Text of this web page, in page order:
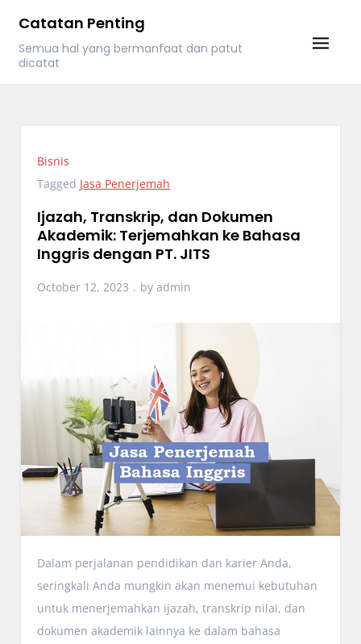
content
Catatan Penting
Semua hal yang bermanfaat dan patut
dicatat
Bisnis
Tagged Jasa Penerjemah
Ijazah, Transkrip, dan Dokumen
Akademik: Terjemahkan ke Bahasa
Inggris dengan PT. JITS
October 12, 2023 byadmin
Dalam perjalanan pendidikan dan karier Anda,
seringkali Anda mungkin akan menemui kebutuhan
untuk menerjemahkan ijazah, transkrip nilai, dan
dokumen akademik lainnya ke dalam bahasa